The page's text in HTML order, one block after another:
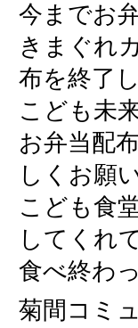
今までお
きまぐれ
布を終了
こども未
お弁当配
しくお願
こども食
してくれ
食べ終わ
菊間コミ